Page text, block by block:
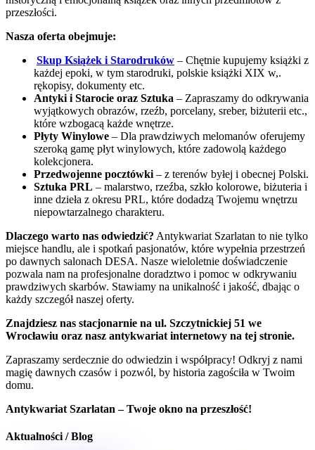
przeszłości.
Nasza oferta obejmuje:
Skup Książek i Starodruków – Chętnie kupujemy książki z
każdej epoki, w tym starodruki, polskie książki XIX w,.
rękopisy, dokumenty etc.
Antyki i Starocie oraz Sztuka – Zapraszamy do odkrywania
wyjątkowych obrazów, rzeźb, porcelany, sreber, biżuterii etc.,
które wzbogacą każde wnętrze.
Płyty Winylowe – Dla prawdziwych melomanów oferujemy
szeroką gamę płyt winylowych, które zadowolą każdego
kolekcjonera.
Przedwojenne pocztówki – z terenów byłej i obecnej Polski.
Sztuka PRL – malarstwo, rzeźba, szkło kolorowe, biżuteria i
inne dzieła z okresu PRL, które dodadzą Twojemu wnętrzu
niepowtarzalnego charakteru.
Dlaczego warto nas odwiedzić? Antykwariat Szarlatan to nie tylko
miejsce handlu, ale i spotkań pasjonatów, które wypełnia przestrzeń
po dawnych salonach DESA. Nasze wieloletnie doświadczenie
pozwala nam na profesjonalne doradztwo i pomoc w odkrywaniu
prawdziwych skarbów. Stawiamy na unikalność i jakość, dbając o
każdy szczegół naszej oferty.
Znajdziesz nas stacjonarnie na ul. Szczytnickiej 51 we
Wrocławiu oraz nasz antykwariat internetowy na tej stronie.
Zapraszamy serdecznie do odwiedzin i współpracy! Odkryj z nami
magię dawnych czasów i pozwól, by historia zagościła w Twoim
domu.
Antykwariat Szarlatan – Twoje okno na przeszłość!
Aktualności / Blog